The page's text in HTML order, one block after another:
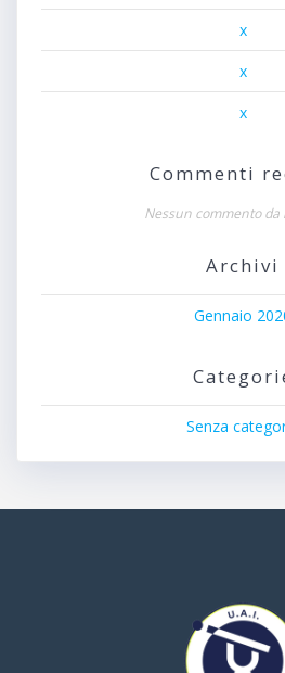
x
x
x
Commenti
Nessun commento da
Archivi
Gennaio
Senza